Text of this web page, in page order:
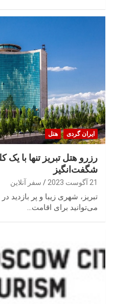
ایران گردی هتل
رزرو هتل تبریز تنها با یک
شگفت‌انگیز
21 آگوست 2023 سفر آنلاین
تبریز، شهری زیبا و پر بازدید
می‌توانید برای اقامت…